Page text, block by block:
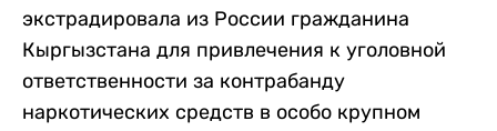
экстрадировала из России гражданина
Кыргызстана для привлечения к уголовной
ответственности за контрабанду
наркотических средств в особо крупном